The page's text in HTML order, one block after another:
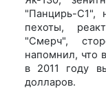
"Панцирь-С1",
пехоты,
"Смерч",
напомнил, что
в 2011 году
долларов.